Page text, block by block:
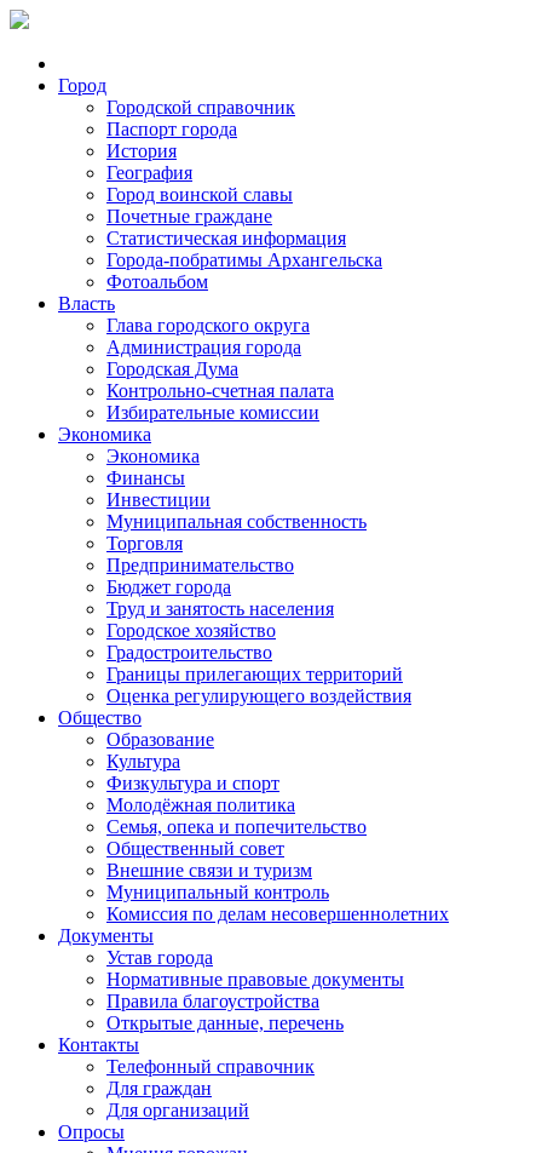
Город
Городской справочник
Паспорт города
История
География
Город воинской славы
Почетные граждане
Статистическая информация
Города-побратимы Архангельска
Фотоальбом
Власть
Глава городского округа
Администрация города
Городская Дума
Контрольно-счетная палата
Избирательные комиссии
Экономика
Экономика
Финансы
Инвестиции
Муниципальная собственность
Торговля
Предпринимательство
Бюджет города
Труд и занятость населения
Городское хозяйство
Градостроительство
Границы прилегающих территорий
Оценка регулирующего воздействия
Общество
Образование
Культура
Физкультура и спорт
Молодёжная политика
Семья, опека и попечительство
Общественный совет
Внешние связи и туризм
Муниципальный контроль
Комиссия по делам несовершеннолетних
Документы
Устав города
Нормативные правовые документы
Правила благоустройства
Открытые данные, перечень
Контакты
Телефонный справочник
Для граждан
Для организаций
Опросы